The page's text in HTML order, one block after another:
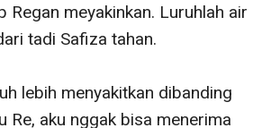
Regan meyakinkan. Luruhlah air
tadi Safiza tahan.
lebih menyakitkan dibanding
Re, aku nggak bisa menerima